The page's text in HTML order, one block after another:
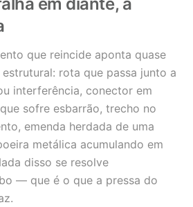
em diante, a
que reincide aponta quase
rota que passa junto a
interferência, conector em
sofre esbarrão, trecho no
emenda herdada de uma
metálica acumulando em
disso se resolve
— que é o que a pressa do